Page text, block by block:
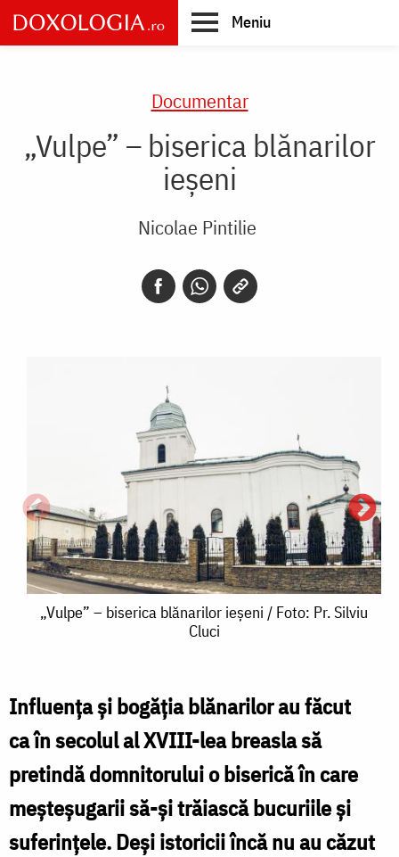
Skip
to
main
Meniu
Documentar
„Vulpe” – biserica blănarilor
ieșeni
Nicolae Pintilie
„Vulpe”
blănarilor
ieșeni
/
Foto:
Pr.
„Vulpe” – biserica blănarilor ieșeni / Foto: Pr. Silviu
Cluci
Influența și bogăția blănarilor au făcut
ca în secolul al XVIII-lea breasla să
pretindă domnitorului o biserică în care
meșteșugarii să-și trăiască bucuriile și
suferințele. Deși istoricii încă nu au căzut